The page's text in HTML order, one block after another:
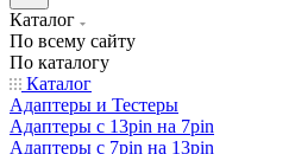
Каталог
По всему сайту
По каталогу
Каталог
Адаптеры и Тестеры
Адаптеры с 13pin на 7pin
Адаптеры с 7pin на 13pin